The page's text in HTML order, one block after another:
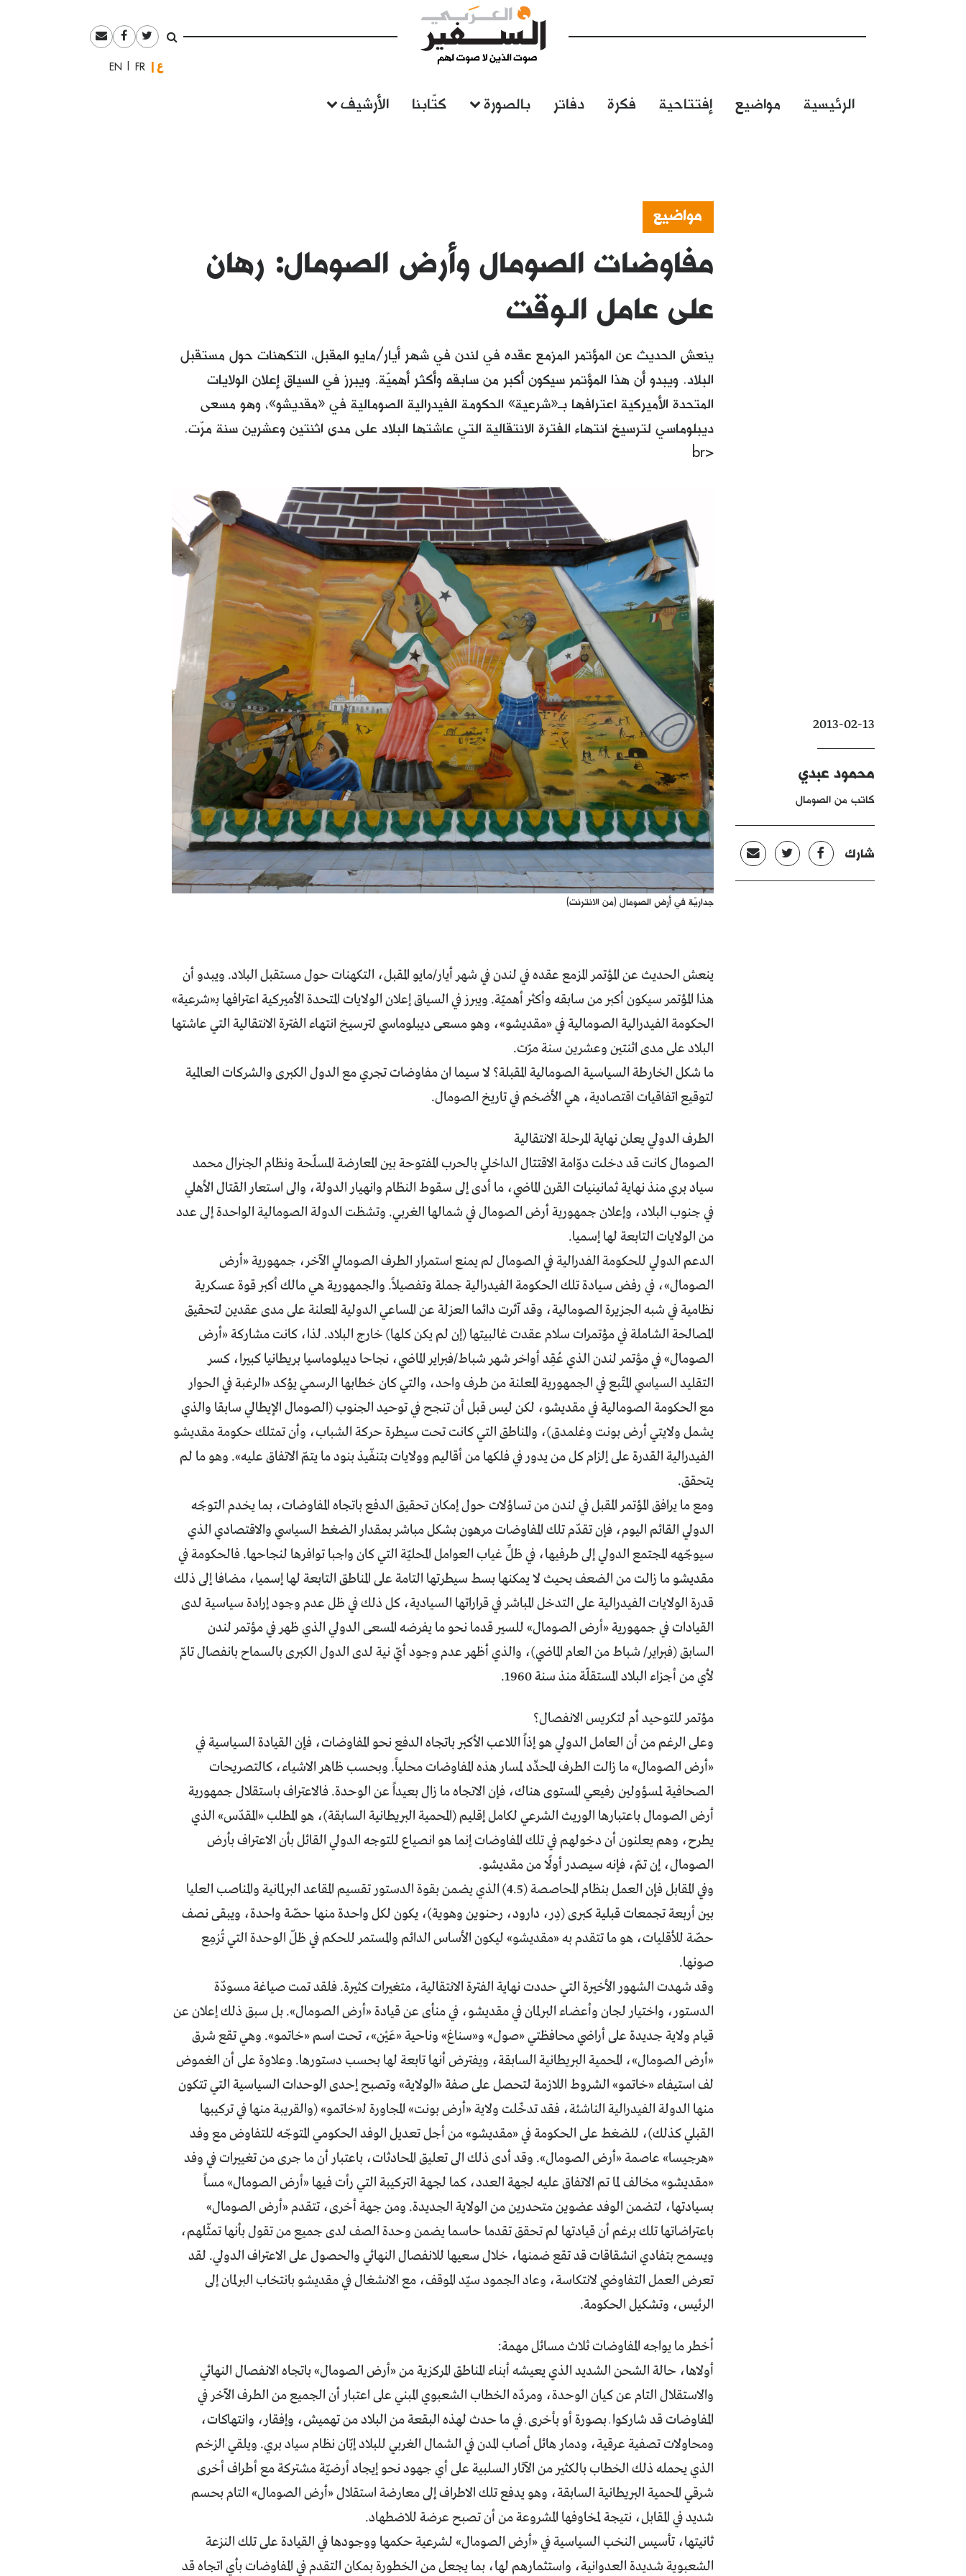
العربيةFrançais
English
الرئيسية مواضيع إفتتاحية فكرة دفاتر بالصورة كتّابنا الأرشيف
مواضيع
مفاوضات الصومال وأرض الصومال: رهان
على عامل الـوقت
ينعش الحديث عن المؤتمر المزمع عقده في لندن في شهر أيار/مايو المقبل، التكهنات حول مستقبل
البلاد. ويبدو أن هذا المؤتمر سيكون أكبر من سابقه وأكثر أهميّة. ويبرز في السياق إعلان الولايات
المتحدة الأميركية اعترافها بـ«شرعية» الحكومة الفيدرالية الصومالية في «مقديشو»، وهو مسعى
ديبلوماسي لترسيخ انتهاء الفترة الانتقالية التي عاشتها البلاد على مدى اثنتين وعشرين سنة مرّت.
<br
2013-02-13
محمود عبدي
كاتب من الصومال
شارك
جداريّة في أرض الصومال (من الانترنت)
ينعش الحديث عن المؤتمر المزمع عقده في لندن في شهر أيار/مايو المقبل، التكهنات حول مستقبل البلاد. ويبدو أن
هذا المؤتمر سيكون أكبر من سابقه وأكثر أهميّة. ويبرز في السياق إعلان الولايات المتحدة الأميركية اعترافها بـ«شرعية»
الحكومة الفيدرالية الصومالية في «مقديشو»، وهو مسعى ديبلوماسي لترسيخ انتهاء الفترة الانتقالية التي عاشتها
البلاد على مدى اثنتين وعشرين سنة مرّت.
ما شكل الخارطة السياسية الصومالية المقبلة؟ لا سيما ان مفاوضات تجري مع الدول الكبرى والشركات العالمية
لتوقيع اتفاقيات اقتصادية، هي الأضخم في تاريخ الصومال.
الطرف الدولي يعلن نهاية المرحلة الانتقالية
الصومال كانت قد دخلت دوّامة الاقتتال الداخلي بالحرب المفتوحة بين المعارضة المسلّحة ونظام الجنرال محمد
سياد بري منذ نهاية ثمانينيات القرن الماضي، ما أدى إلى سقوط النظام وانهيار الدولة، والى استعار القتال الأهلي
في جنوب البلاد، وإعلان جمهورية أرض الصومال في شمالها الغربي. وتشظت الدولة الصومالية الواحدة إلى عدد
من الولايات التابعة لها إسميا.
الدعم الدولي للحكومة الفدرالية في الصومال لم يمنع استمرار الطرف الصومالي الآخر، جمهورية «أرض
الصومال»، في رفض سيادة تلك الحكومة الفيدرالية جملة وتفصيلاً. والجمهورية هي مالك أكبر قوة عسكرية
نظامية في شبه الجزيرة الصومالية، وقد آثرت دائما العزلة عن المساعي الدولية المعلنة على مدى عقدين لتحقيق
المصالحة الشاملة في مؤتمرات سلام عقدت غالبيتها (إن لم يكن كلها) خارج البلاد. لذا، كانت مشاركة «أرض
الصومال» في مؤتمر لندن الذي عُقِد أواخر شهر شباط/فبراير الماضي، نجاحا ديبلوماسيا بريطانيا كبيرا، كسر
التقليد السياسي المتّبع في الجمهورية المعلنة من طرف واحد، والتي كان خطابها الرسمي يؤكد «الرغبة في الحوار
مع الحكومة الصومالية في مقديشو، لكن ليس قبل أن تنجح في توحيد الجنوب (الصومال الإيطالي سابقا والذي
يشمل ولايتي أرض بونت وغلمدق)، والمناطق التي كانت تحت سيطرة حركة الشباب، وأن تمتلك حكومة مقديشو
الفيدرالية القدرة على إلزام كل من يدور في فلكها من أقاليم وولايات بتنفّيذ بنود ما يتمّ الاتفاق عليه». وهو ما لم
يتحقق.
ومع ما يرافق المؤتمر المقبل في لندن من تساؤلات حول إمكان تحقيق الدفع باتجاه المفاوضات، بما يخدم التوجّه
الدولي القائم اليوم، فإن تقدّم تلك المفاوضات مرهون بشكل مباشر بمقدار الضغط السياسي والاقتصادي الذي
سيوجّهه المجتمع الدولي إلى طرفيها، في ظلِّ غياب العوامل المحليّة التي كان واجبا توافرها لنجاحها. فالحكومة في
مقديشو ما زالت من الضعف بحيث لا يمكنها بسط سيطرتها التامة على المناطق التابعة لها إسميا، مضافا إلى ذلك
قدرة الولايات الفيدرالية على التدخل المباشر في قراراتها السيادية، كل ذلك في ظل عدم وجود إرادة سياسية لدى
القيادات في جمهورية «أرض الصومال» للسير قدما نحو ما يفرضه المسعى الدولي الذي ظهر في مؤتمر لندن
السابق (فبراير/ شباط من العام الماضي)، والذي أظهر عدم وجود أيّ نية لدى الدول الكبرى بالسماح بانفصال تامّ
لأي من أجزاء البلاد المستقلّة منذ سنة 1960.
مؤتمر للتوحيد أم لتكريس الانفصال؟
وعلى الرغم من أن العامل الدولي هو إذاً اللاعب الأكبر باتجاه الدفع نحو المفاوضات، فإن القيادة السياسية في
«أرض الصومال» ما زالت الطرف المحدِّد لمسار هذه المفاوضات محلياً. وبحسب ظاهر الاشياء، كالتصريحات
الصحافية لمسؤولين رفيعي المستوى هناك، فإن الاتجاه ما زال بعيداً عن الوحدة. فالاعتراف باستقلال جمهورية
أرض الصومال باعتبارها الوريث الشرعي لكامل إقليم (المحمية البريطانية السابقة)، هو المطلب «المقدّس» الذي
يطرح، وهم يعلنون أن دخولهم في تلك المفاوضات إنما هو انصياع للتوجه الدولي القائل بأن الاعتراف بأرض
الصومال، إن تمّ، فإنه سيصدر أولًا من مقديشو.
وفي المقابل فإن العمل بنظام المحاصصة (4.5) الذي يضمن بقوة الدستور تقسيم المقاعد البرلمانية والمناصب العليا
بين أربعة تجمعات قبلية كبرى (دِر، دارود، رحنوين وهوية)، يكون لكل واحدة منها حصّة واحدة، ويبقى نصف
حصّة للأقليات، هو ما تتقدم به «مقديشو» ليكون الأساس الدائم والمستمر للحكم في ظلّ الوحدة التي تُزمِع
صونها.
وقد شهدت الشهور الأخيرة التي حددت نهاية الفترة الانتقالية، متغيرات كثيرة. فلقد تمت صياغة مسودّة
الدستور، واختيار لجان وأعضاء البرلمان في مقديشو، في منأى عن قيادة «أرض الصومال». بل سبق ذلك إعلان عن
قيام ولاية جديدة على أراضي محافظتي «صول» و«سناغ» وناحية «عَيْن»، تحت اسم «خاتمو». وهي تقع شرق
«أرض الصومال»، المحمية البريطانية السابقة، ويفترض أنها تابعة لها بحسب دستورها. وعلاوة على أن الغموض
لف استيفاء «خاتمو» الشروط اللازمة لتحصل على صفة «الولاية» وتصبح إحدى الوحدات السياسية التي تتكون
منها الدولة الفيدرالية الناشئة، فقد تدخّلت ولاية «أرض بونت» المجاورة لـ«خاتمو» (والقريبة منها في تركيبها
القبلي كذلك)، للضغط على الحكومة في «مقديشو» من أجل تعديل الوفد الحكومي المتوجّه للتفاوض مع وفد
«هرجيسا» عاصمة «أرض الصومال». وقد أدى ذلك الى تعليق المحادثات، باعتبار أن ما جرى من تغييرات في وفد
«مقديشو» مخالف لما تم الاتفاق عليه لجهة العدد، كما لجهة التركيبة التي رأت فيها «أرض الصومال» مساً
بسيادتها، لتضمن الوفد عضوين متحدرين من الولاية الجديدة. ومن جهة أخرى، تتقدم «أرض الصومال»
باعتراضاتها تلك برغم أن قيادتها لم تحقق تقدما حاسما يضمن وحدة الصف لدى جميع من تقول بأنها تمثّلهم،
ويسمح بتفادي انشقاقات قد تقع ضمنها، خلال سعيها للانفصال النهائي والحصول على الاعتراف الدولي. لقد
تعرض العمل التفاوضي لانتكاسة، وعاد الجمود سيّد الموقف، مع الانشغال في مقديشو بانتخاب البرلمان إلى
الرئيس، وتشكيل الحكومة.
أخطر ما يواجه المفاوضات ثلاث مسائل مهمة:
أولاها، حالة الشحن الشديد الذي يعيشه أبناء المناطق المركزية من «أرض الصومال» باتجاه الانفصال النهائي
والاستقلال التام عن كيان الوحدة، ومردّه الخطاب الشعبوي المبني على اعتبار أن الجميع من الطرف الآخر في
المفاوضات قد شاركوا ـ بصورة أو بأخرى ـ في ما حدث لهذه البقعة من البلاد من تهميش، وإفقار، وانتهاكات،
ومحاولات تصفية عرقية، ودمار هائل أصاب المدن في الشمال الغربي للبلاد إبّان نظام سياد بري. ويلقي الزخم
الذي يحمله ذلك الخطاب بالكثير من الآثار السلبية على أي جهود نحو إيجاد أرضيّة مشتركة مع أطراف أخرى
شرقي المحمية البريطانية السابقة، وهو يدفع تلك الاطراف إلى معارضة استقلال «أرض الصومال» التام بحسم
شديد في المقابل، نتيجة لمخاوفها المشروعة من أن تصبح عرضة للاضطهاد.
ثانيتها، تأسيس النخب السياسية في «أرض الصومال» لشرعية حكمها ووجودها في القيادة على تلك النزعة
الشعبوية شديدة العدوانية، واستثمارهم لها، بما يجعل من الخطورة بمكان التقدم في المفاوضات بأي اتجاه قد